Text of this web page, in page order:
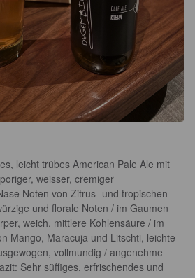
leicht trübes American Pale Ale mit
weisser, cremiger
Noten von Zitrus- und tropischen
und florale Noten / im Gaumen
weich, mittlere Kohlensäure / im
Mango, Maracuja und Litschti, leichte
vollmundig / angenehme
Sehr süffiges, erfrischendes und